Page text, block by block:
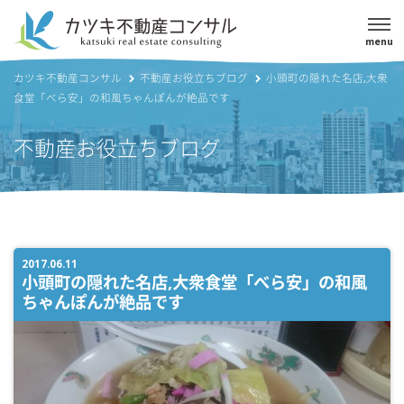
menu
カツキ不動産コンサル 不動産お役立ちブログ
小頭町の隠れた名店,大衆
食堂「べら安」の和風ちゃんぽんが絶品です
不動産お役立ちブログ
2017.06.11
小頭町の隠れた名店,大衆食堂「べら安」の和風
ちゃんぽんが絶品です